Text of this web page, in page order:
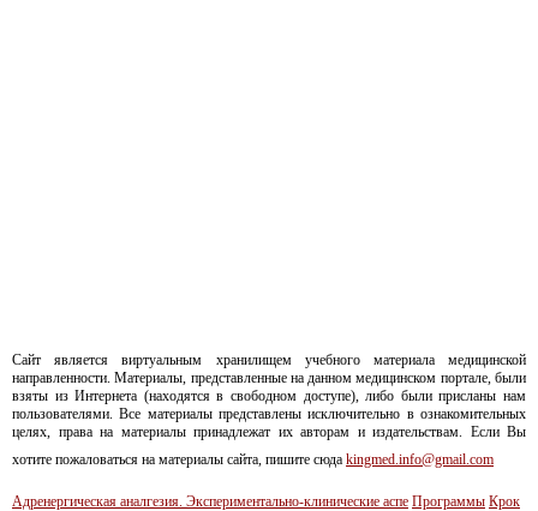
Сайт является виртуальным хранилищем учебного материала медицинской
направленности. Материалы, представленные на данном медицинском портале, были
взяты из Интернета (находятся в свободном доступе), либо были присланы нам
пользователями. Все материалы представлены исключительно в ознакомительных
целях, права на материалы принадлежат их авторам и издательствам. Если Вы
хотите пожаловаться на материалы сайта, пишите сюда kingmed.info@gmail.com
Адренергическая аналгезия. Экспериментально-клинические аспе Программы Крок